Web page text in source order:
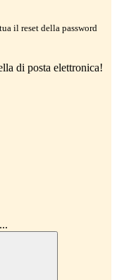
il reset della password
di posta elettronica!